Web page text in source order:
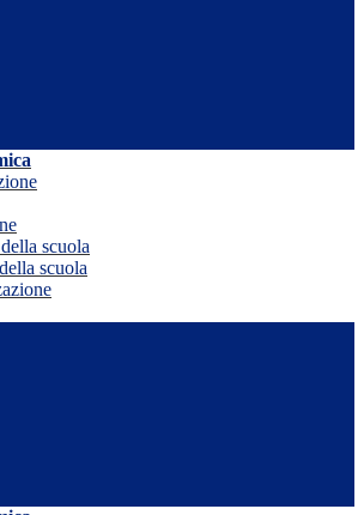
scuola
scuola